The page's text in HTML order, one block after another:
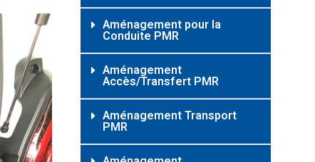
Aménagement pour la
Conduite PMR
Aménagement
Accès/Transfert PMR
Aménagement Transport
PMR